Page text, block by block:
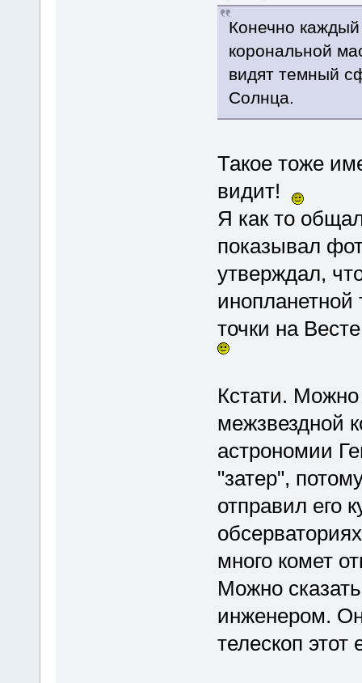
Конечно
корональной
видят темный
Солнца.
Такое тоже
видит!
Я как то
показывал
утверждал,
инопланетной
точки на
Кстати.
межзвездной
астрономии
"затер",
отправил его
много комет
Можно
инженером.
телескоп этот